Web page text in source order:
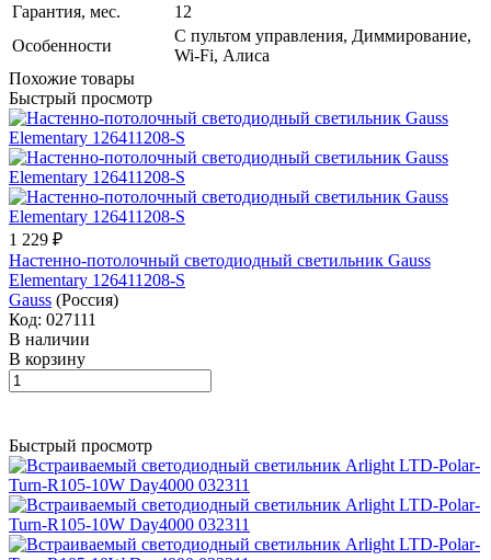
Гарантия, мес.
12
Особенности
С пультом управления, Диммирование,
Wi-Fi, Алиса
Похожие товары
Быстрый просмотр
1 229 ₽
Настенно-потолочный светодиодный светильник Gauss
Elementary 126411208-S
Gauss (Россия)
Код: 027111
В наличии
В корзину
Быстрый просмотр